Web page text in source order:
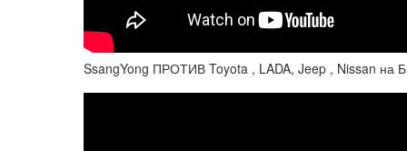
SsangYong ПРОТИВ Toyota , LADA, Jeep , Nissan